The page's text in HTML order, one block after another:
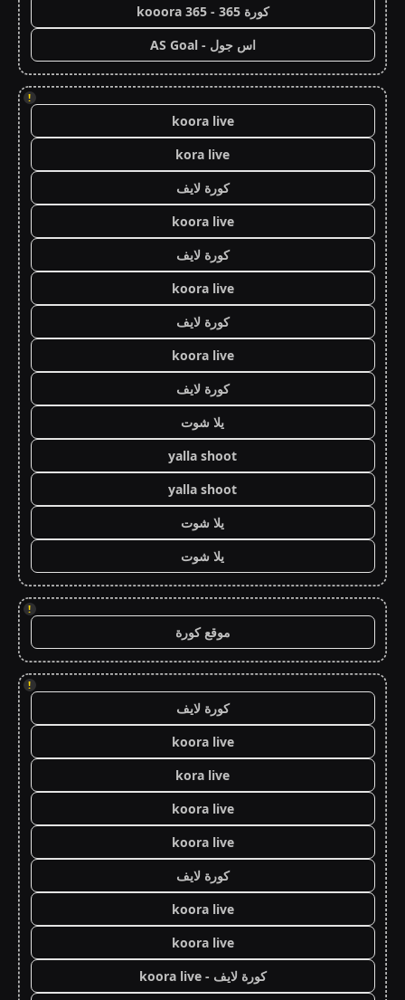
كورة 365 - kooora 365
اس جول - AS Goal
!
koora live
kora live
كورة لايف
koora live
كورة لايف
koora live
كورة لايف
koora live
كورة لايف
يلا شوت
yalla shoot
yalla shoot
يلا شوت
يلا شوت
!
موقع كورة
!
كورة لايف
koora live
kora live
koora live
koora live
كورة لايف
koora live
koora live
كورة لايف - koora live